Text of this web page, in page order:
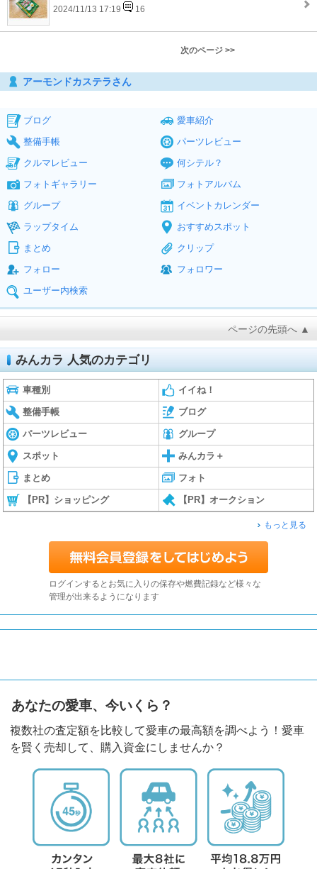
2024/11/13 17:19 16
次のページ >>
アーモンドカステラさん
ブログ
愛車紹介
整備手帳
パーツレビュー
クルマレビュー
何シテル？
フォトギャラリー
フォトアルバム
グループ
イベントカレンダー
ラップタイム
おすすめスポット
まとめ
クリップ
フォロー
フォロワー
ユーザー内検索
ページの先頭へ ▲
みんカラ 人気のカテゴリ
車種別 イイね！
整備手帳 ブログ
パーツレビュー グループ
スポット みんカラ＋
まとめ フォト
【PR】ショッピング 【PR】オークション
もっと見る
ログインするとお気に入りの保存や燃費記録など様々な
管理が出来るようになります
あなたの愛車、今いくら？
複数社の査定額を比較して愛車の最高額を調べよう！愛車
を賢く売却して、購入資金にしませんか？